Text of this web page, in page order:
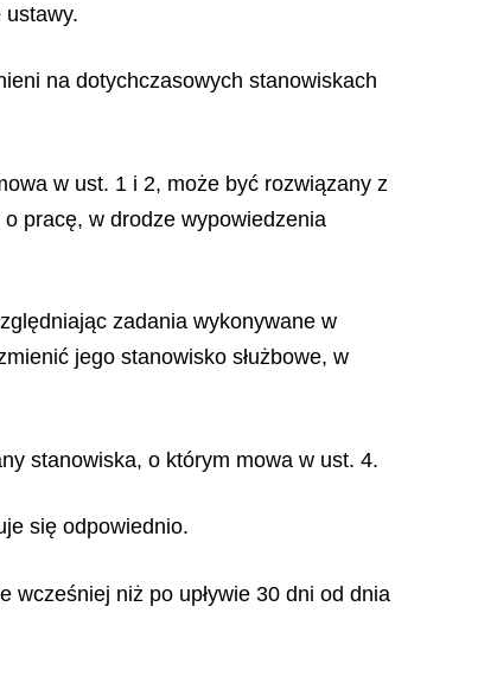
ustawy.
na dotychczasowych stanowiskach
w ust. 1 i 2, może być rozwiązany z
pracę, w drodze wypowiedzenia
zadania wykonywane w
jego stanowisko służbowe, w
stanowiska, o którym mowa w ust. 4.
się odpowiednio.
wcześniej niż po upływie 30 dni od dnia